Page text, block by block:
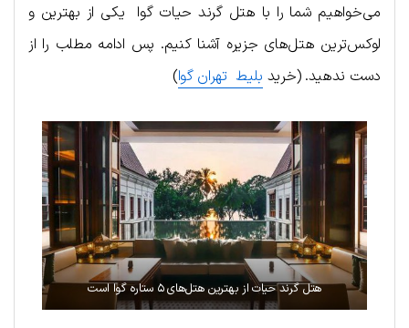
می‌خواهیم شما را با هتل گرند حیات گوا یکی از بهترین و
لوکس‌ترین هتل‌های جزیره آشنا کنیم. پس ادامه مطلب را از
دست ندهید. (خرید بلیط تهران گوا)
هتل گرند حیات از بهترین هتل‌های ۵ ستاره گوا است